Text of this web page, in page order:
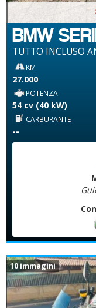
BMW
TUTTO INCLUSO
KM
27.000
POTENZA
54 cv (40 kW)
CARBURANTE
--
10 immagini